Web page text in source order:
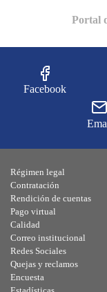
Portal
Facebook
Régimen legal
Contratación
Rendición de cuentas
Pago virtual
Calidad
Correo institucional
Redes Sociales
Quejas y reclamos
Encuesta